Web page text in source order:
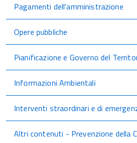
Pagamenti dell'amministrazione
Opere pubbliche
Pianificazione e Governo del
Informazioni Ambientali
Interventi straordinari e di
Altri contenuti - Prevenzione della